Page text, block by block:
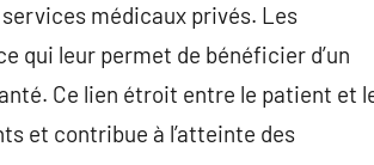
médicaux privés. Les
qui leur permet de bénéficier d’un
Ce lien étroit entre le patient et
et contribue à l’atteinte des